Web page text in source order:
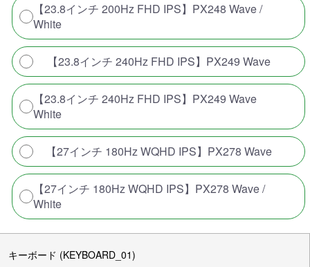
【23.8インチ 200Hz FHD IPS】PX248 Wave /
White
【23.8インチ 240Hz FHD IPS】PX249 Wave
【23.8インチ 240Hz FHD IPS】PX249 Wave
White
【27インチ 180Hz WQHD IPS】PX278 Wave
【27インチ 180Hz WQHD IPS】PX278 Wave /
White
キーボード (KEYBOARD_01)